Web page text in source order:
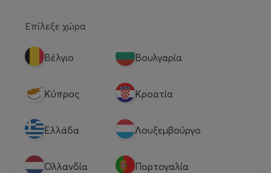
Επίλεξε χώρα
Βέλγιο Βουλγαρία
Κύπρος Κροατία
Eλλάδα Λουξεμβούργο
Ολλανδία Πορτογαλία